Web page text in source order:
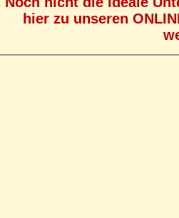
hier zu unseren